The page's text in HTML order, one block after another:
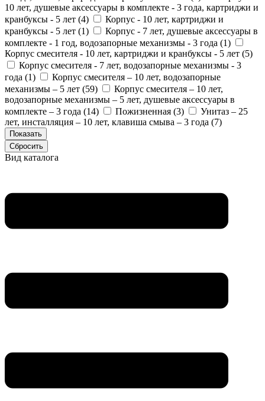
10 лет, душевые аксессуары в комплекте - 3 года, картриджи и
кранбуксы - 5 лет (4)
Корпус - 10 лет, картриджи и
кранбуксы - 5 лет (1)
Корпус - 7 лет, душевые аксессуары в
комплекте - 1 год, водозапорные механизмы - 3 года (1)
Корпус смесителя - 10 лет, картриджи и кранбуксы - 5 лет (5)
Корпус смесителя - 7 лет, водозапорные механизмы - 3
года (1)
Корпус смесителя – 10 лет, водозапорные
механизмы – 5 лет (59)
Корпус смесителя – 10 лет,
водозапорные механизмы – 5 лет, душевые аксессуары в
комплекте – 3 года (14) Пожизненная (3)
Унитаз – 25
лет, инсталляция – 10 лет, клавиша смыва – 3 года (7)
Вид каталога